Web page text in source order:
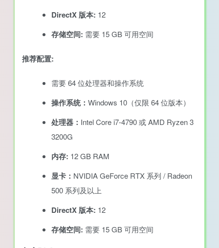
DirectX 版本: 12
存储空间: 需要 15 GB 可用空间
推荐配置:
需要 64 位处理器和操作系统
操作系统： Windows 10（仅限 64 位版本）
处理器： Intel Core i7-4790 或 AMD Ryzen 3
3200G
内存: 12 GB RAM
显卡： NVIDIA GeForce RTX 系列 / Radeon
500 系列及以上
DirectX 版本: 12
存储空间: 需要 15 GB 可用空间